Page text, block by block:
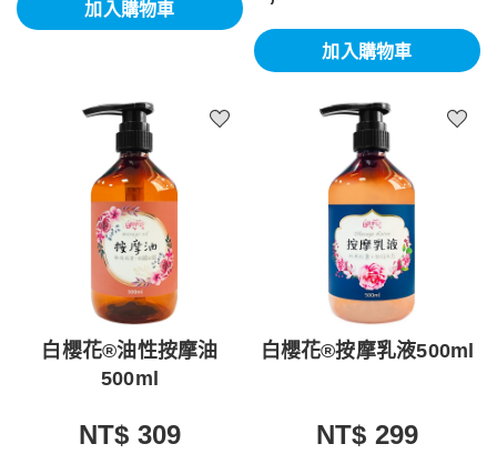
加入購物車
加入購物車
白櫻花®油性按摩油
500ml
NT$ 309
白櫻花®按摩乳液500ml
NT$ 299